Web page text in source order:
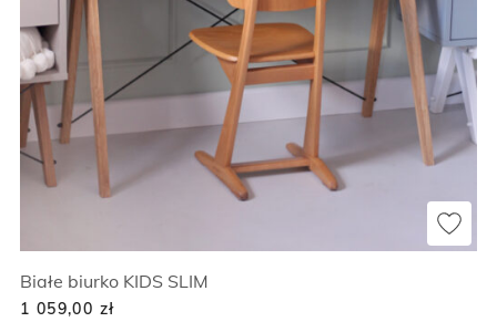
Białe biurko KIDS SLIM
1 059,00 zł